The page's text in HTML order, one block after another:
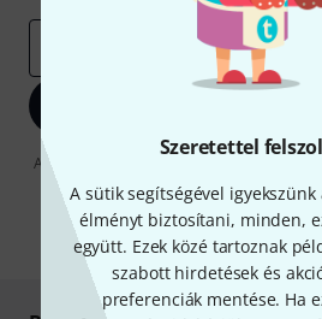
Szeretettel
A sütik segítségével
élményt biztosítani, minden,
együtt. Ezek közé tartoznak
szabott hirdetések és
preferenciák mentése. Ha
A "Bejelentkezés" gombra kattintva
önnek hirdetéseket. Bármikor
információkat azdata protection
* Kitöltés